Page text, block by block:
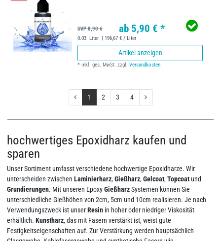
UVP 8,90 € ab 5,90 € *
0.03 Liter | 196,67 € / Liter
Artikel anzeigen
*inkl. ges. MwSt. zzgl.Versandkosten
1 2 3 4
hochwertiges Epoxidharz kaufen und
sparen
Unser Sortiment umfasst verschiedene hochwertige Epoxidharze. Wir
unterscheiden zwischen Laminierharz,Gießharz,Gelcoat,Topcoatund
Grundierungen. Mit unseren EpoxyGießharzSystemen können Sie
unterschiedliche Gießhöhen von 2cm, 5cm und 10cm realisieren. Je nach
Verwendungszweck ist unserResin in hoher oder niedriger Viskosität
erhältlich. Kunstharz, das mit Fasern verstärkt ist, weist gute
Festigkeitseigenschaften auf. Zur Verstärkung werden hauptsächlich